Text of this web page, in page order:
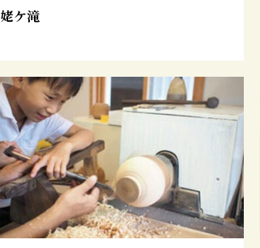
姥ケ滝